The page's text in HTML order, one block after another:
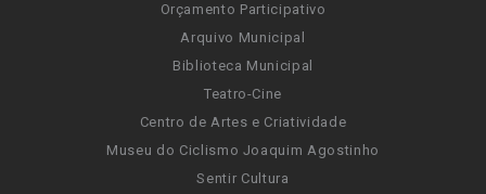
Orçamento Participativo
Arquivo Municipal
Biblioteca Municipal
Teatro-Cine
Centro de Artes e Criatividade
Museu do Ciclismo Joaquim Agostinho
Sentir Cultura